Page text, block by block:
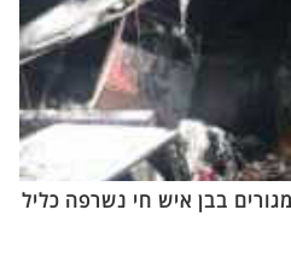
בבן איש חי נשרפה כליל